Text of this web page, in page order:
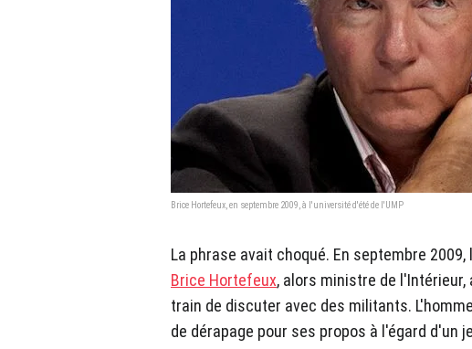
Brice Hortefeux, en septembre 2009, à l'université d'été de l'UMP
La phrase avait choqué. En septembre
Brice Hortefeux, alors ministre de
train de discuter avec des militants.
de dérapage pour ses propos à l'égard d'un